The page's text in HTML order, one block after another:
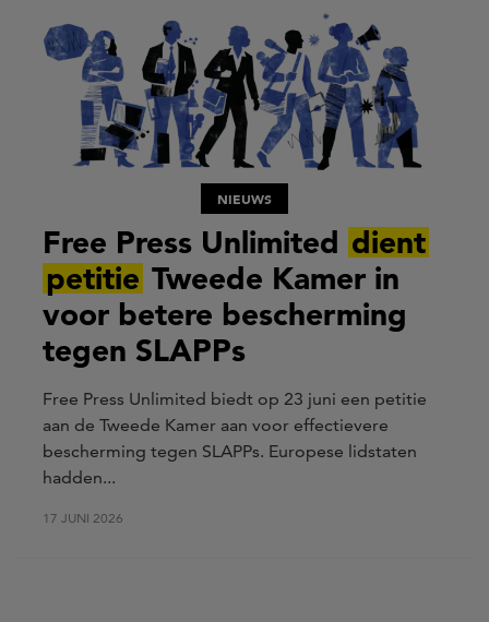
NIEUWS
Free Press Unlimited dient
petitie Tweede Kamer in
voor betere bescherming
tegen SLAPPs
Free Press Unlimited biedt op 23 juni een petitie
aan de Tweede Kamer aan voor effectievere
bescherming tegen SLAPPs. Europese lidstaten
hadden...
17 JUNI 2026